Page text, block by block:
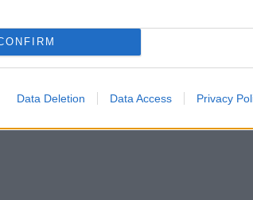
Data Deletion Data Access Privacy
ένας
να δώσει μια
Και οι
επιστήμονες
"φιλίες"